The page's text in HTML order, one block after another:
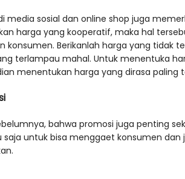
media sosial dan online shop juga
harga yang kooperatif, maka hal
konsumen. Berikanlah harga yang tidak
terlampau mahal. Untuk menentuka
menentukan harga yang dirasa paling
bahwa promosi juga penting
saja untuk bisa menggaet konsumen